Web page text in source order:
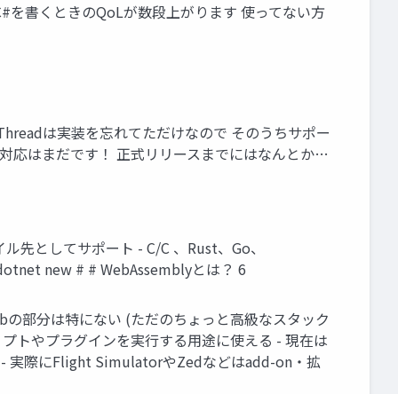
書くときのQoLが数段上がります 使ってない方
は実装を忘れてただけなので そのうちサポー
はまだです！ 正式リリースまでにはなんとか…
先としてサポート - C/C 、Rust、Go、
new # # WebAssemblyとは？ 6
部分は特にない (ただのちょっと高級なスタック
トやプラグインを実行する用途に使える - 現在は
- 実際にFlight SimulatorやZedなどはadd-on・拡